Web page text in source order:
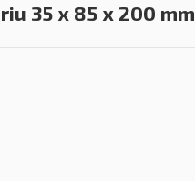
35 x 85 x 200 mm